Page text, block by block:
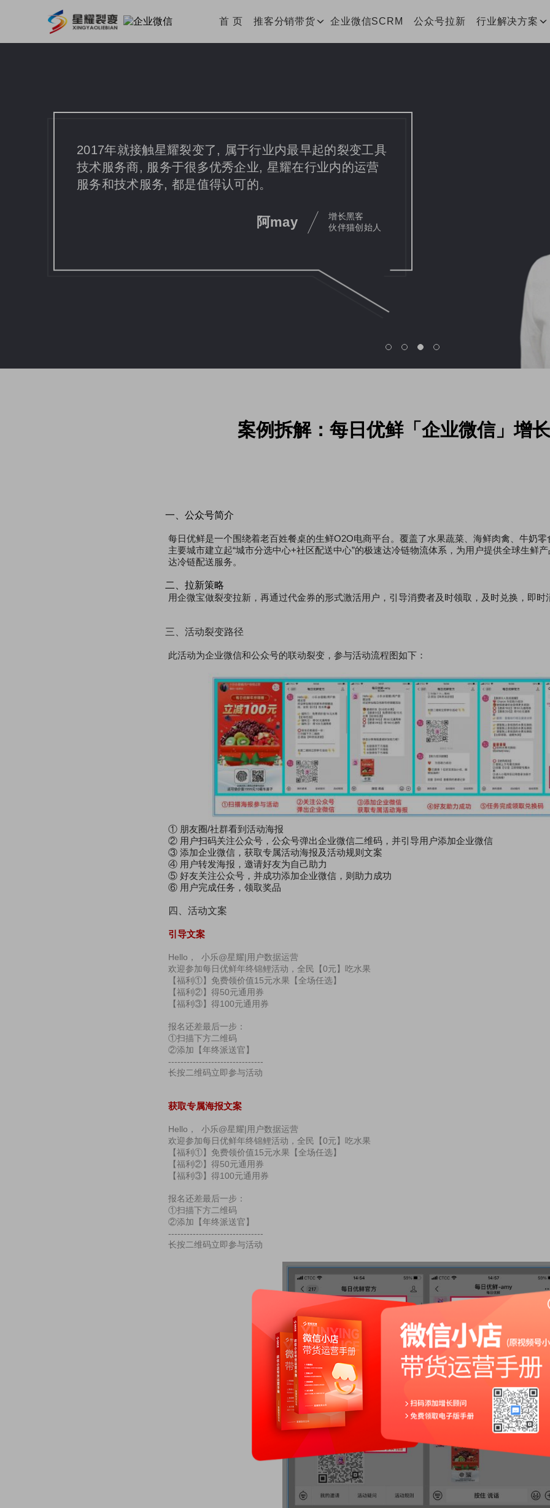
首 页 推客分销带货 企业微信SCRM 公众号拉新 行业解决方案
2017年就接触星耀裂变了, 属于行业内最早起的裂变工具
技术服务商, 服务于很多优秀企业, 星耀在行业内的运营
服务和技术服务, 都是值得认可的。
阿may
增长黑客
伙伴猫创始人
案例拆解：每日优鲜「企业微信」增
一、公众号简介
每日优鲜是一个围绕着老百姓餐桌的生鲜O2O电商平台。覆盖了水果蔬菜、海鲜肉禽、牛奶
主要城市建立起“城市分选中心+社区配送中心”的极速达冷链物流体系，为用户提供全球生鲜产
达冷链配送服务。
二、拉新策略
用企微宝做裂变拉新，再通过代金券的形式激活用户，引导消费者及时领取，及时兑换，即时
三、活动裂变路径
此活动为企业微信和公众号的联动裂变，参与活动流程图如下：
① 朋友圈/社群看到活动海报
② 用户扫码关注公众号，公众号弹出企业微信二维码，并引导用户添加企业微信
③ 添加企业微信，获取专属活动海报及活动规则文案
④ 用户转发海报，邀请好友为自己助力
⑤ 好友关注公众号，并成功添加企业微信，则助力成功
⑥ 用户完成任务，领取奖品
四、活动文案
引导文案
Hello， 小乐@星耀|用户数据运营
欢迎参加每日优鲜年终锦鲤活动，全民【0元】吃水果
【福利①】免费领价值15元水果【全场任选】
【福利②】得50元通用券
【福利③】得100元通用券
报名还差最后一步：
①扫描下方二维码
②添加【年终派送官】
-------------------------------
长按二维码立即参与活动
获取专属海报文案
Hello， 小乐@星耀|用户数据运营
欢迎参加每日优鲜年终锦鲤活动，全民【0元】吃水果
【福利①】免费领价值15元水果【全场任选】
【福利②】得50元通用券
【福利③】得100元通用券
报名还差最后一步：
①扫描下方二维码
②添加【年终派送官】
-------------------------------
长按二维码立即参与活动